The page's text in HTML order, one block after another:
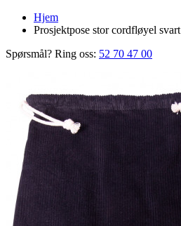
Hjem
Prosjektpose stor cordfløyel svart
Spørsmål? Ring oss: 52 70 47 00